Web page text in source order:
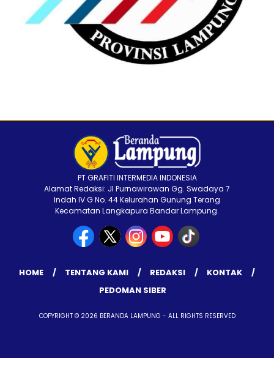
PT GRAFITI INTERMEDIA INDONESIA
Alamat Redaksi: Jl Purnawirawan Gg. Swadaya 7
Indah IV G No. 44 Kelurahan Gunung Terang
Kecamatan Langkapura Bandar Lampung.
HOME TENTANG KAMI REDAKSI
KONTAK
PEDOMAN SIBER
COPYRIGHT © 2026 BERANDA LAMPUNG - ALL RIGHTS RESERVED